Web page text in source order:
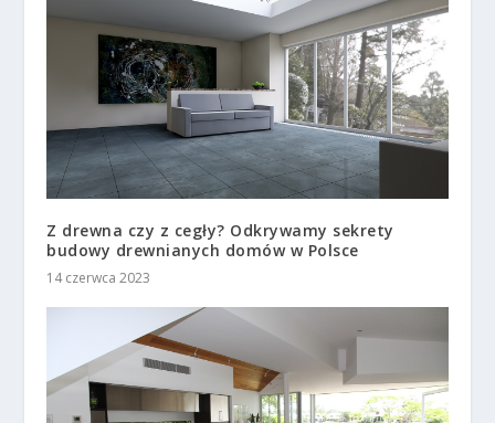
Z drewna czy z cegły? Odkrywamy sekrety
budowy drewnianych domów w Polsce
14 czerwca 2023